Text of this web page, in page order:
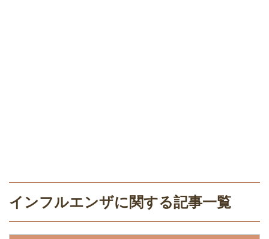
インフルエンザに関する記事一覧